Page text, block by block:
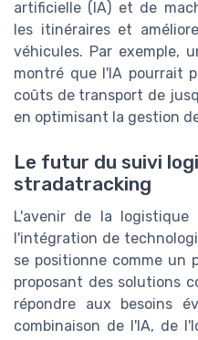
artificielle (IA) et de
les itinéraires et
véhicules. Par exemple,
montré que l'IA pourrait
coûts de transport de
en optimisant la gestion
Le futur du suivi
stradatracking
L'avenir de la
l'intégration de
se positionne comme un
proposant des solutions
répondre aux besoins
combinaison de l'IA, de